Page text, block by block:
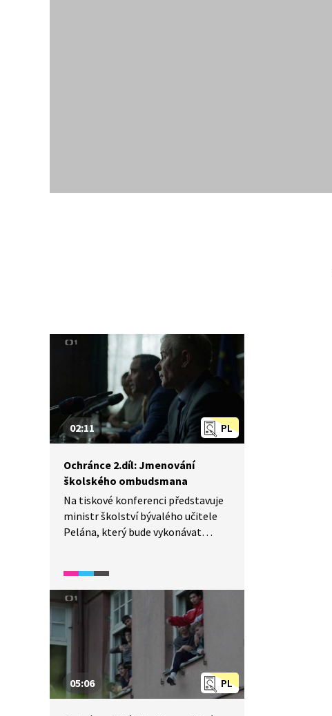
PL
02:11
Ochránce 2.díl: Jmenování
školského ombudsmana
Na tiskové konferenci představuje
ministr školství bývalého učitele
Pelána, který bude vykonávat
na mediaci a řešení sporů, se
zaměřením na problém šikany.
PL
05:06